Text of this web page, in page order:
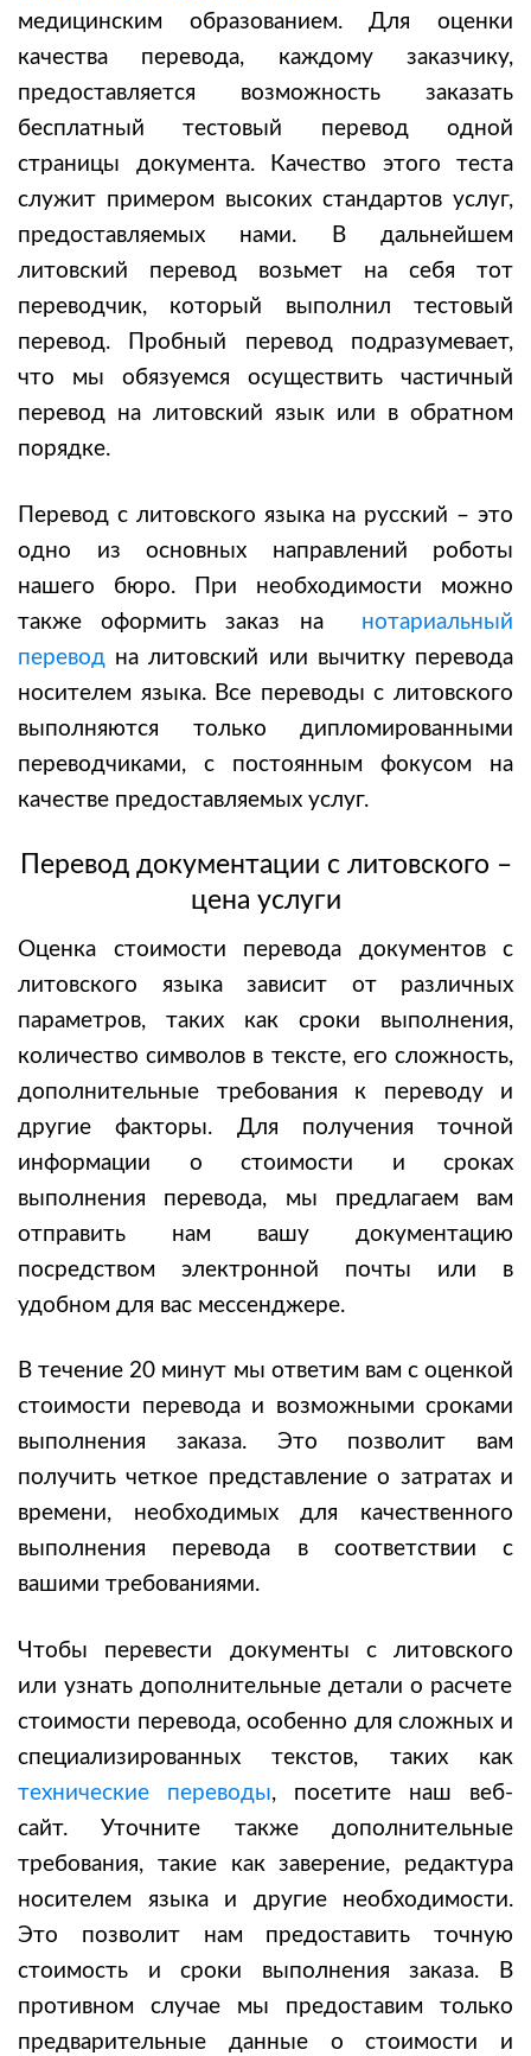
медицинским образованием.Для оценки
качества перевода, каждому заказчику,
предоставляется возможность заказать
бесплатный тестовый перевод одной
страницы документа. Качество этого теста
служит примером высоких стандартов услуг,
предоставляемых нами. В дальнейшем
литовский перевод возьмет на себя тот
переводчик, который выполнил тестовый
перевод. Пробный перевод подразумевает,
что мы обязуемся осуществить частичный
перевод на литовский язык или в обратном
порядке.
Перевод с литовского языка на русский – это
одно из основных направлений роботы
нашего бюро. При необходимости можно
также оформить заказ на нотариальный
перевод на литовский или вычитку перевода
носителем языка. Все переводы с литовского
выполняются только дипломированными
переводчиками, с постоянным фокусом на
качестве предоставляемых услуг.
Перевод документации с литовского –
цена услуги
Оценка стоимости перевода документов с
литовского языка зависит от различных
параметров, таких как сроки выполнения,
количество символов в тексте, его сложность,
дополнительные требования к переводу и
другие факторы. Для получения точной
информации о стоимости и сроках
выполнения перевода, мы предлагаем вам
отправить нам вашу документацию
посредством электронной почты или в
удобном для вас мессенджере.
В течение 20 минут мы ответим вам с оценкой
стоимости перевода и возможными сроками
выполнения заказа. Это позволит вам
получить четкое представление о затратах и
времени, необходимых для качественного
выполнения перевода в соответствии с
вашими требованиями.
Чтобы перевести документы с литовского
или узнать дополнительные детали о расчете
стоимости перевода, особенно для сложных и
специализированных текстов, таких как
технические переводы, посетите наш веб-
сайт. Уточните также дополнительные
требования, такие как заверение, редактура
носителем языка и другие необходимости.
Это позволит нам предоставить точную
стоимость и сроки выполнения заказа. В
противном случае мы предоставим только
предварительные данные о стоимости и